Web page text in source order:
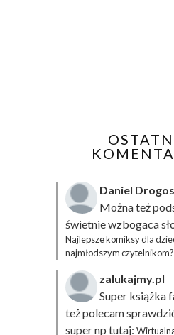
Daniel
Można też
świetnie wzbogaca
Najlepsze komiksy dla
najmłodszym czytelnikom?
zalukajmy.pl
Super książka
też polecam
super np tutaj: